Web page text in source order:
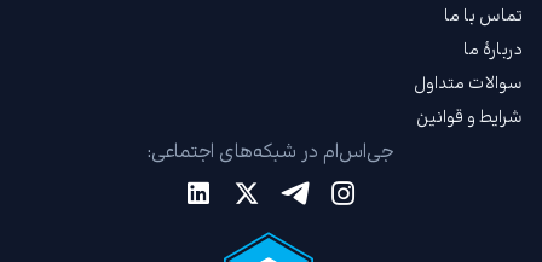
تماس با ما
دربارهٔ ما
سوالات متداول
شرایط و قوانین
جی‌اس‌ام در شبکه‌های اجتماعی: